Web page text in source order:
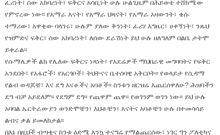
ፈሪነት፣ ሰው አክባሪነት፣ ፍቅርና አሳቢነት ሁሉ ሁልጊዜም በሕይወቴ ተሸክሜው
የምኖረው ነው፡፡ የአማራ እናት፣ የአማራ ህጻናት፣ የአማራ አዛውንት፣ ቄሱ
ተማሪው፣ አዋቂው ባላገሩ፣ ሁሉም ያለው ቅንነት፣ ፈሪሃ እግዜር፣ ሀቀኝነት፣ ንጹህ
የዝምድና ፍቅር፣ ሰው አክባሪነት፣ ለሰው ደራሽነት ይህ ሁሉ ዘለዓለም በልቤ ታትሞ
ይቀራል፡፡
የሱማሌዎች ልክ የሌለው ፍቅርና ነጻነት፣ የአደሬዎች ማህበራዊ መግባባትና የፍቅር
አንደበት፣ የአፋሮች፣ የአርጎቦች፣ ትህትናና ቤተሰባዊ አቅርቦት፡፡ የወላይታ የሲዳማ
የልብ ወዳጆቼ፣ እና ደግ እናቶችና አባቶች፡፡ ስንቱን ዘርዝሬ እጨርሰዋለሁ? ሕዝባችን
ደግ ብቻ አይደለም፡፡ የደግም ደግ፡፡ የጨዋም ጨዋ፡፡ የወገንም ወገን ነው፡፡ ይህ ሁሉ
አባባል ኤርትራውያን ወንድሞቼን፣ እህቶቼን፣ እናትና አባቶቼን ሁሉ በተመሳሳይ
ልብና ቃል ይመለከታል፡፡
በእኔ በዚህች ብጣቂና ከንቱ ዕድሜ እንኳ ተናግሬ የማልጨርሰው፣ ነገር ግን ፖለቲካና